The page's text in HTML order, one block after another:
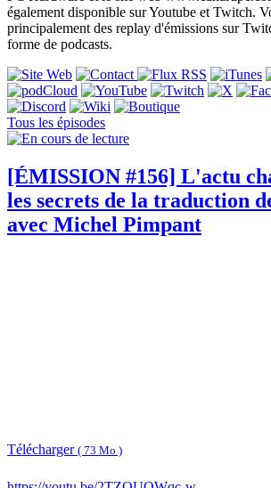
également disponible sur Youtube et Twitch.
principalement des replay d'émissions sur
forme de podcasts.
Tous les épisodes
[ÉMISSION #156] L'actu
les secrets de la traduction
avec Michel Pimpant
Télécharger ( 73 Mo )